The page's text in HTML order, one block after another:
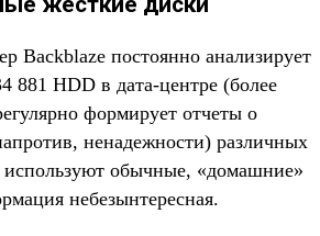
Backblaze постоянно анализирует
881 HDD в дата-центре (более
формирует отчеты о
ненадежности) различных
используют обычные, «домашние»
небезынтересная.